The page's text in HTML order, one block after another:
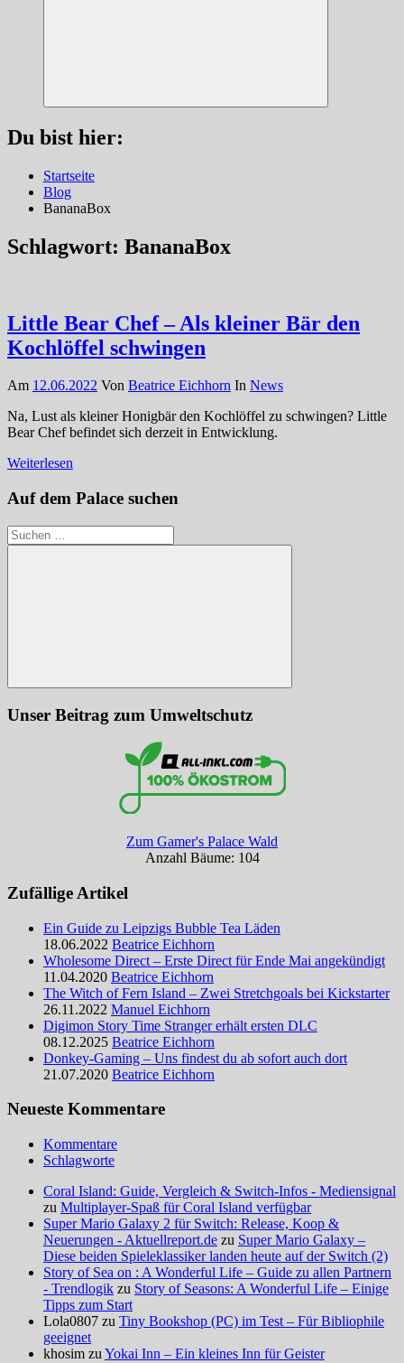
Suchen
Du bist hier:
Startseite
Blog
BananaBox
Schlagwort: BananaBox
Little Bear Chef – Als kleiner Bär den
Kochlöffel schwingen
Am 12.06.2022 Von Beatrice Eichhorn In News
Na, Lust als kleiner Honigbär den Kochlöffel zu schwingen? Little
Bear Chef befindet sich derzeit in Entwicklung.
Weiterlesen
Auf dem Palace suchen
Suchen
nach:
Suchen
Unser Beitrag zum Umweltschutz
Zum Gamer's Palace Wald
Anzahl Bäume: 104
Zufällige Artikel
Ein Guide zu Leipzigs Bubble Tea Läden
18.06.2022 Beatrice Eichhorn
Wholesome Direct – Erste Direct für Ende Mai angekündigt
11.04.2020 Beatrice Eichhorn
The Witch of Fern Island – Zwei Stretchgoals bei Kickstarter
26.11.2022 Manuel Eichhorn
Digimon Story Time Stranger erhält ersten DLC
08.12.2025 Beatrice Eichhorn
Donkey-Gaming – Uns findest du ab sofort auch dort
21.07.2020 Beatrice Eichhorn
Neueste Kommentare
Kommentare
Schlagworte
Coral Island: Guide, Vergleich & Switch-Infos - Mediensignal
zu Multiplayer-Spaß für Coral Island verfügbar
Super Mario Galaxy 2 für Switch: Release, Koop &
Neuerungen - Aktuellreport.de zu Super Mario Galaxy –
Diese beiden Spieleklassiker landen heute auf der Switch (2)
Story of Sea on : A Wonderful Life – Guide zu allen Partnern
- Trendlogik zu Story of Seasons: A Wonderful Life – Einige
Tipps zum Start
Lola0807 zu Tiny Bookshop (PC) im Test – Für Bibliophile
geeignet
khosim zu Yokai Inn – Ein kleines Inn für Geister